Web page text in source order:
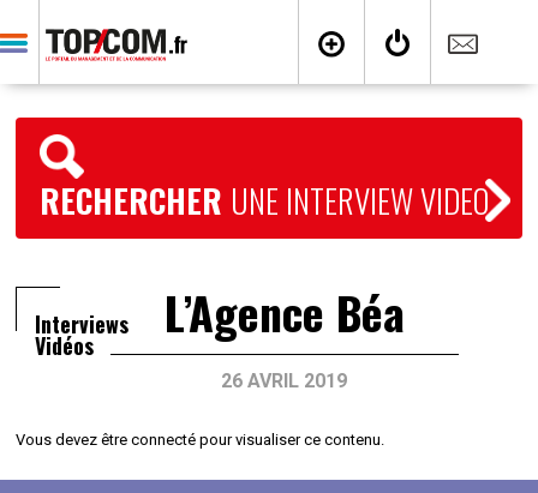
RECHERCHER UNE INTERVIEW VIDEO
Interviews
Vidéos L’Agence Béa
26 AVRIL 2019
Vous devez être connecté pour visualiser ce contenu.